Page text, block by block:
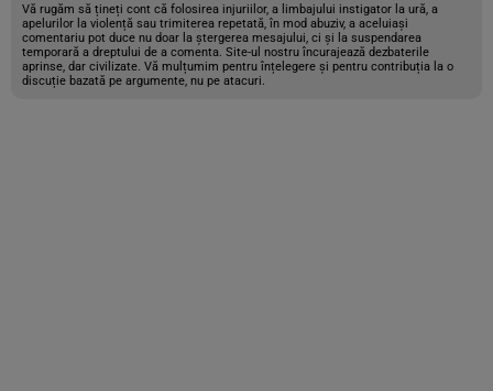
Vă rugăm să țineți cont că folosirea injuriilor, a limbajului instigator la ură, a
apelurilor la violență sau trimiterea repetată, în mod abuziv, a aceluiași
comentariu pot duce nu doar la ștergerea mesajului, ci și la suspendarea
temporară a dreptului de a comenta. Site-ul nostru încurajează dezbaterile
aprinse, dar civilizate. Vă mulțumim pentru înțelegere și pentru contribuția la o
discuție bazată pe argumente, nu pe atacuri.